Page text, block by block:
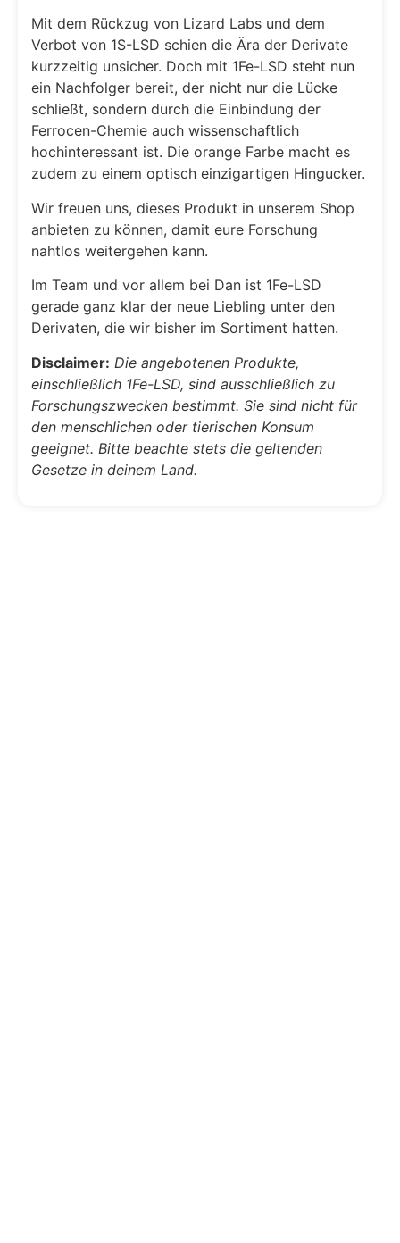
Mit dem Rückzug von Lizard Labs und dem
Verbot von 1S-LSD schien die Ära der Derivate
kurzzeitig unsicher. Doch mit 1Fe-LSD steht nun
ein Nachfolger bereit, der nicht nur die Lücke
schließt, sondern durch die Einbindung der
Ferrocen-Chemie auch wissenschaftlich
hochinteressant ist. Die orange Farbe macht es
zudem zu einem optisch einzigartigen Hingucker.
Wir freuen uns, dieses Produkt in unserem Shop
anbieten zu können, damit eure Forschung
nahtlos weitergehen kann.
Im Team und vor allem bei Dan ist 1Fe-LSD
gerade ganz klar der neue Liebling unter den
Derivaten, die wir bisher im Sortiment hatten.
Disclaimer: Die angebotenen Produkte,
einschließlich 1Fe-LSD, sind ausschließlich zu
Forschungszwecken bestimmt. Sie sind nicht für
den menschlichen oder tierischen Konsum
geeignet. Bitte beachte stets die geltenden
Gesetze in deinem Land.